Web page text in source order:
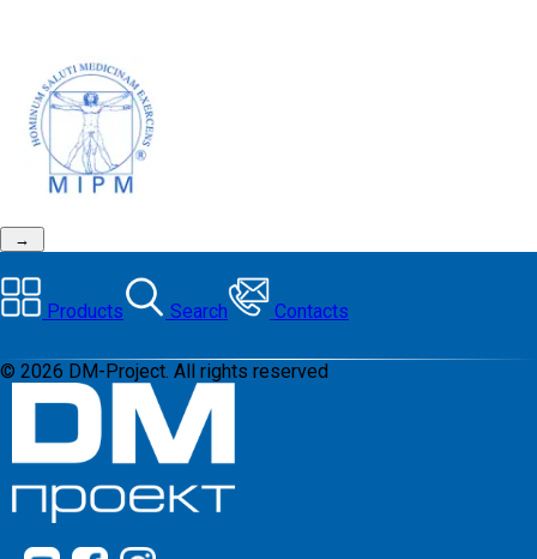
→
Products Search Contacts
© 2026 DM-Project. All rights reserved